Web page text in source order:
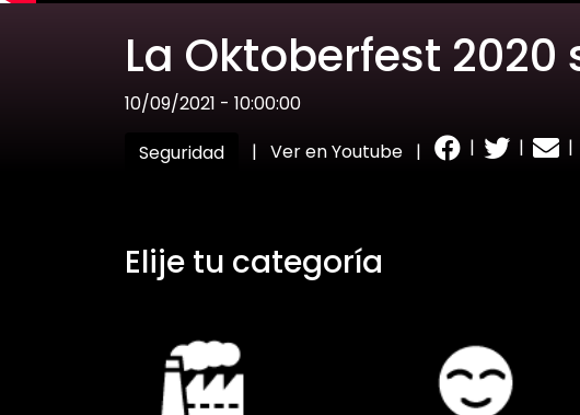
La Oktoberfest
10/09/2021 - 10:00:00
Seguridad
| Ver en Youtube | | | |
Elije tu categoría